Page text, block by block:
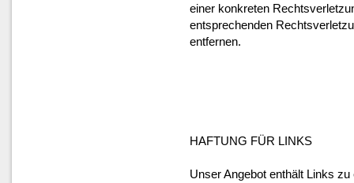
einer konkreten
entsprechenden
entfernen.
HAFTUNG FÜR LINKS
Unser Angebot enthält Links